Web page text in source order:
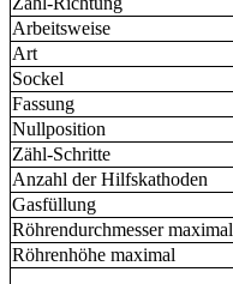
Arbeitsweise
Art
Sockel
Fassung
Nullposition
Zähl-Schritte
Anzahl der Hilfskathoden
Gasfüllung
Röhrendurchmesser maximal
Röhrenhöhe maximal